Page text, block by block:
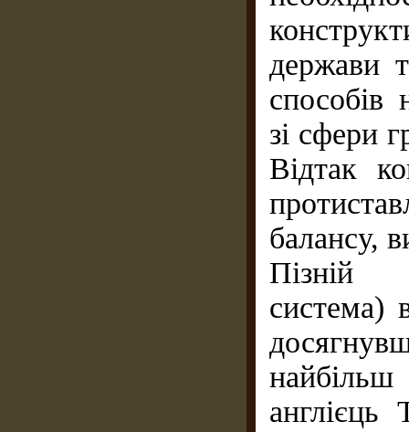
держави
способів
зі сфери
Відтак
балансу,
Пізній
система)